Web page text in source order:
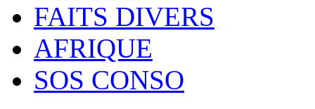
FAITS DIVERS
AFRIQUE
SOS CONSO